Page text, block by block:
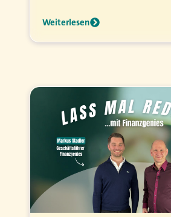
Weiterlesen